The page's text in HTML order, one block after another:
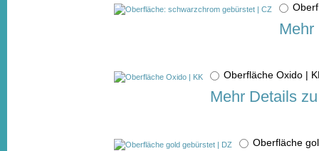
Mehr
Oberfläche Oxido |
Mehr Details
Oberfläche